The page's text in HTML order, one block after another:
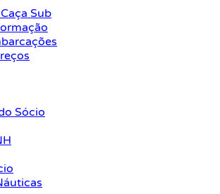
Sub
Sócio